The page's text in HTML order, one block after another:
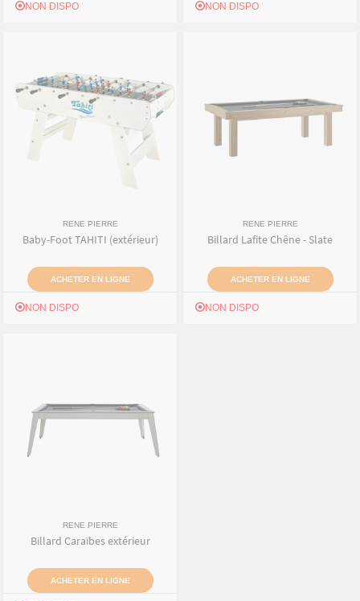
NON DISPO NON DISPO
RENE PIERRE
Baby-Foot TAHITI (extérieur)
ACHETER EN LIGNE
NON DISPO
RENE PIERRE
Billard Lafite Chêne - Slate
ACHETER EN LIGNE
NON DISPO
RENE PIERRE
Billard Caraïbes extérieur
ACHETER EN LIGNE